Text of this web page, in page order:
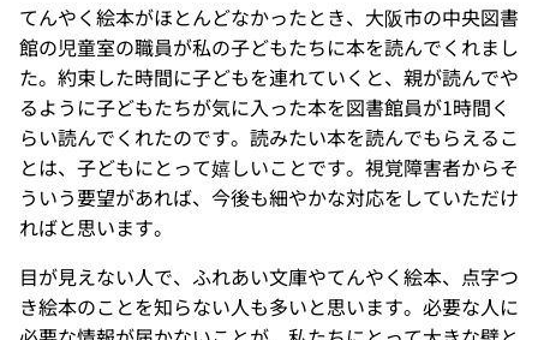
てんやく絵本がほとんどなかったとき、大阪市の中央図書
館の児童室の職員が私の子どもたちに本を読んでくれまし
た。約束した時間に子どもを連れていくと、親が読んでや
るように子どもたちが気に入った本を図書館員が1時間く
らい読んでくれたのです。読みたい本を読んでもらえるこ
とは、子どもにとって嬉しいことです。視覚障害者からそ
ういう要望があれば、今後も細やかな対応をしていただけ
ればと思います。
目が見えない人で、ふれあい文庫やてんやく絵本、点字つ
き絵本のことを知らない人も多いと思います。必要な人に